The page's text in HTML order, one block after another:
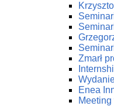
Zmarł
Enea